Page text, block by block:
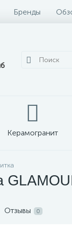
Бренды
Керамогранит
Отзывы 0